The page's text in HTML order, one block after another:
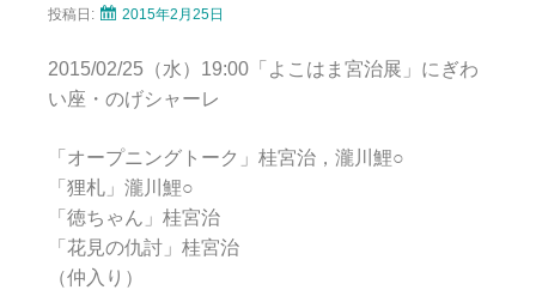
投稿日: 2015年2月25日
2015/02/25（水）19:00「よこはま宮治展」にぎわ
い座・のげシャーレ
「オープニングトーク」桂宮治，瀧川鯉○
「狸札」瀧川鯉○
「徳ちゃん」桂宮治
「花見の仇討」桂宮治
（仲入り）